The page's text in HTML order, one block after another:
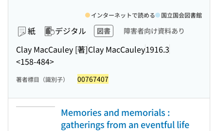
紙 デジタル 図書 障害者向け資料あり
Clay MacCauley [著]Clay MacCauley1916.3
<158-484>
インターネットで読める 国立国会図書館
著者標目（識別子） 00767407
Memories and memorials :
gatherings from an eventful life